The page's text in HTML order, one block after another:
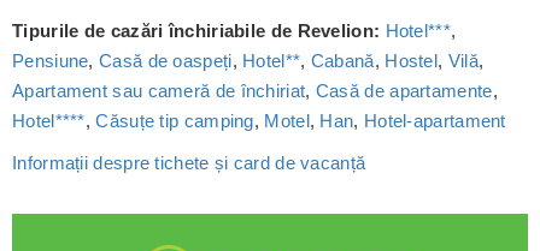
Tipurile de cazări închiriabile de Revelion: Hotel***,
Pensiune,Casă de oaspeți, Hotel**, Cabană, Hostel, Vilă,
Apartament sau cameră de închiriat, Casă de apartamente,
Hotel****,Căsuțe tip camping, Motel, Han, Hotel-apartament
Informații despre tichete și card de vacanță